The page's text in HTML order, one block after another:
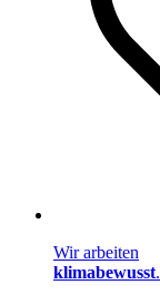
Wir arbeiten
klimabewusst.